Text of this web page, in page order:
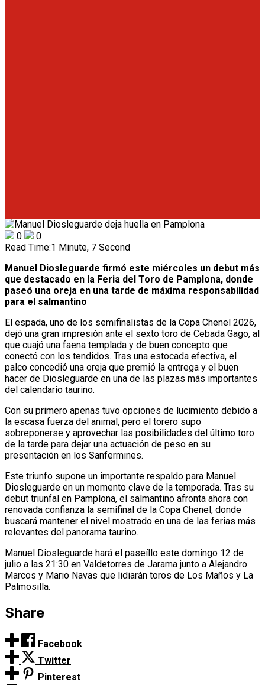
0
0
Read Time:1 Minute, 7 Second
Manuel Diosleguarde firmó este miércoles un debut más
que destacado en la Feria del Toro de Pamplona, donde
paseó una oreja en una tarde de máxima responsabilidad
para el salmantino
El espada, uno de los semifinalistas de la Copa Chenel 2026,
dejó una gran impresión ante el sexto toro de Cebada Gago, al
que cuajó una faena templada y de buen concepto que
conectó con los tendidos. Tras una estocada efectiva, el
palco concedió una oreja que premió la entrega y el buen
hacer de Diosleguarde en una de las plazas más importantes
del calendario taurino.
Con su primero apenas tuvo opciones de lucimiento debido a
la escasa fuerza del animal, pero el torero supo
sobreponerse y aprovechar las posibilidades del último toro
de la tarde para dejar una actuación de peso en su
presentación en los Sanfermines.
Este triunfo supone un importante respaldo para Manuel
Diosleguarde en un momento clave de la temporada. Tras su
debut triunfal en Pamplona, el salmantino afronta ahora con
renovada confianza la semifinal de la Copa Chenel, donde
buscará mantener el nivel mostrado en una de las ferias más
relevantes del panorama taurino.
Manuel Diosleguarde hará el paseíllo este domingo 12 de
julio a las 21:30 en Valdetorres de Jarama junto a Alejandro
Marcos y Mario Navas que lidiarán toros de Los Maños y La
Palmosilla.
Share
Facebook
Twitter
Pinterest